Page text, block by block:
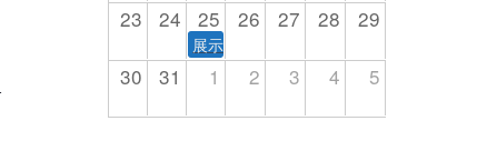
23 24 25 26 27 28 29
展示会
30 31 1 2 3 4 5